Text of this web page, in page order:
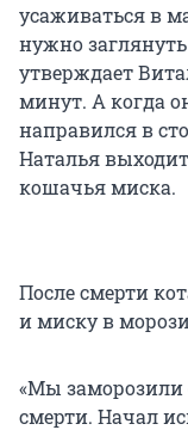
усаживаться в
нужно заглянуть
утверждает
минут. А когда
направился в
Наталья
кошачья миска.
После смерти
и миску в
«Мы заморозили
смерти. Начал